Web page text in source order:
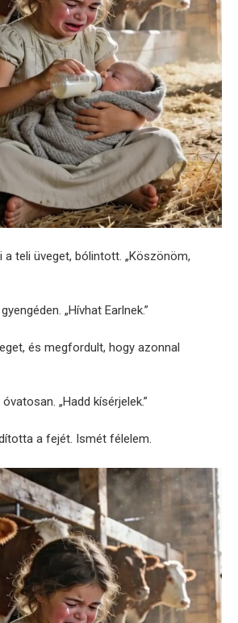
teli üveget, bólintott. „Köszönöm,
„Hívhat Earlnek.”
és megfordult, hogy azonnal
„Hadd kísérjelek.”
a fejét. Ismét félelem.